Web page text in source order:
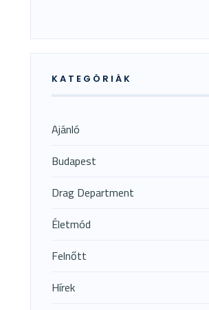
KATEGÓRIÁK
Ajánló
Budapest
Drag Department
Életmód
Felnőtt
Hírek